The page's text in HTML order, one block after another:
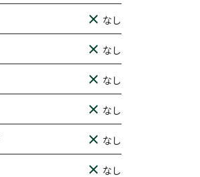
なし
なし
なし
なし
なし
なし